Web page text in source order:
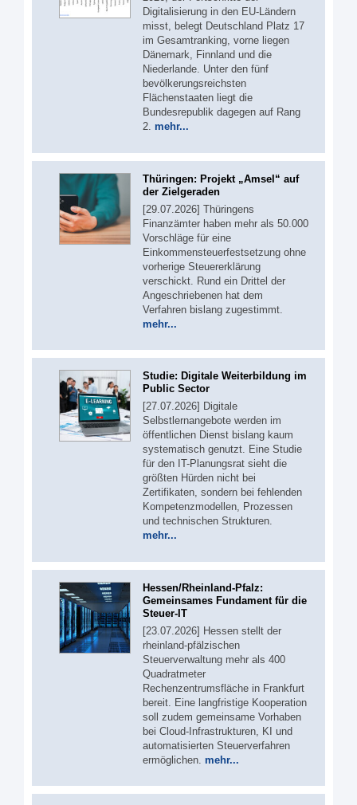
Digitalisierung in den EU-Ländern
misst, belegt Deutschland Platz 17
im Gesamtranking, vorne liegen
Dänemark, Finnland und die
Niederlande. Unter den fünf
bevölkerungsreichsten
Flächenstaaten liegt die
Bundesrepublik dagegen auf Rang
2. mehr...
Thüringen: Projekt „Amsel“ auf
der Zielgeraden
[29.07.2026] Thüringens
Finanzämter haben mehr als 50.000
Vorschläge für eine
Einkommensteuerfestsetzung ohne
vorherige Steuererklärung
verschickt. Rund ein Drittel der
Angeschriebenen hat dem
Verfahren bislang zugestimmt.
mehr...
Studie: Digitale Weiterbildung im
Public Sector
[27.07.2026] Digitale
Selbstlernangebote werden im
öffentlichen Dienst bislang kaum
systematisch genutzt. Eine Studie
für den IT-Planungsrat sieht die
größten Hürden nicht bei
Zertifikaten, sondern bei fehlenden
Kompetenzmodellen, Prozessen
und technischen Strukturen.
mehr...
Hessen/Rheinland-Pfalz:
Gemeinsames Fundament für die
Steuer-IT
[23.07.2026] Hessen stellt der
rheinland-pfälzischen
Steuerverwaltung mehr als 400
Quadratmeter
Rechenzentrumsfläche in Frankfurt
bereit. Eine langfristige Kooperation
soll zudem gemeinsame Vorhaben
bei Cloud-Infrastrukturen, KI und
automatisierten Steuerverfahren
ermöglichen. mehr...